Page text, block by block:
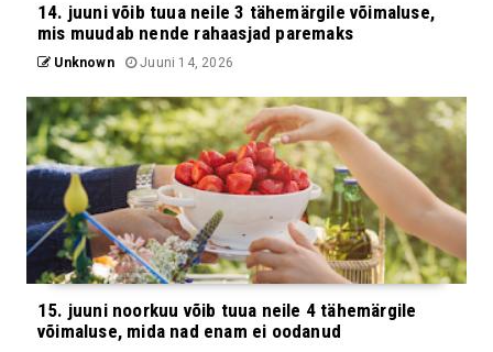
14. juuni võib tuua neile 3 tähemärgile võimaluse,
mis muudab nende rahaasjad paremaks
Unknown Juuni 14, 2026
15. juuni noorkuu võib tuua neile 4 tähemärgile
võimaluse, mida nad enam ei oodanud